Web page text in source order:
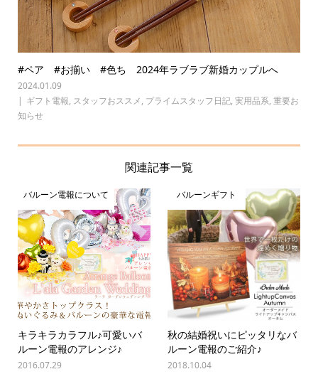
#ペア #お揃い #色ち 2024年ラブラブ新婚カップルへ
2024.01.09
ギフト電報, スタッフおススメ, プライムスタッフ日記, 実用品系, 重要お
知らせ
関連記事一覧
バルーン電報について
キラキラカラフル♪可愛いバ
ルーン電報のアレンジ♪
2016.07.29
バルーンギフト
秋の結婚祝いにピッタリなバ
ルーン電報のご紹介♪
2018.10.04